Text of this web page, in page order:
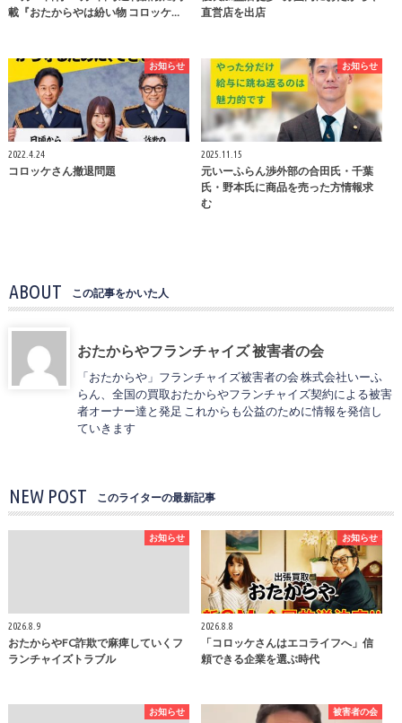
載『おたからやは紛い物 コロッケ…
直営店を出店
お知らせ
2022.4.24
コロッケさん撤退問題
お知らせ
2025.11.15
元いーふらん渉外部の合田氏・千葉
氏・野本氏に商品を売った方情報求
む
ABOUT この記事をかいた人
おたからやフランチャイズ 被害者の会
「おたからや」フランチャイズ被害者の会 株式会社いーふ
らん、全国の買取おたからやフランチャイズ契約による被害
者オーナー達と発足 これからも公益のために情報を発信し
ていきます
NEW POST このライターの最新記事
お知らせ
2026.8.9
おたからやFC詐欺で麻痺していくフ
ランチャイズトラブル
お知らせ
2026.8.8
「コロッケさんはエコライフへ」信
頼できる企業を選ぶ時代
お知らせ 被害者の会